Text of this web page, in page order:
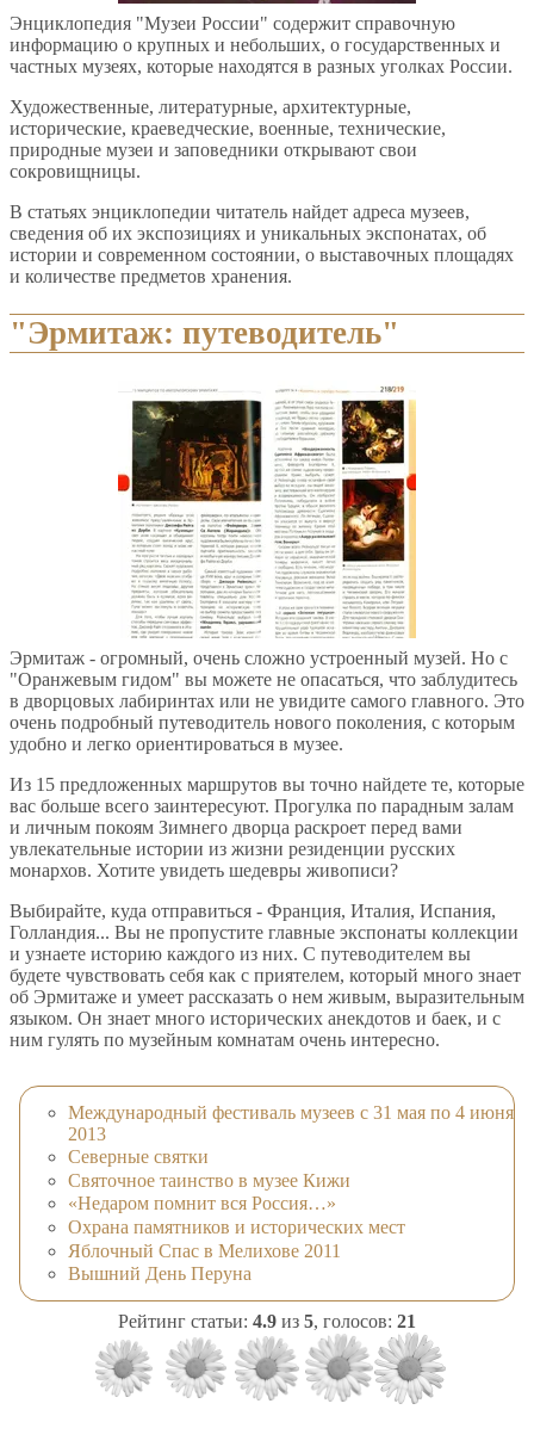
Энциклопедия "Музеи России" содержит справочную
информацию о крупных и небольших, о государственных и
частных музеях, которые находятся в разных уголках России.
Художественные, литературные, архитектурные,
исторические, краеведческие, военные, технические,
природные музеи и заповедники открывают свои
сокровищницы.
В статьях энциклопедии читатель найдет адреса музеев,
сведения об их экспозициях и уникальных экспонатах, об
истории и современном состоянии, о выставочных площадях
и количестве предметов хранения.
"Эрмитаж: путеводитель"
Эрмитаж - огромный, очень сложно устроенный музей. Но с
"Оранжевым гидом" вы можете не опасаться, что заблудитесь
в дворцовых лабиринтах или не увидите самого главного. Это
очень подробный путеводитель нового поколения, с которым
удобно и легко ориентироваться в музее.
Из 15 предложенных маршрутов вы точно найдете те, которые
вас больше всего заинтересуют. Прогулка по парадным залам
и личным покоям Зимнего дворца раскроет перед вами
увлекательные истории из жизни резиденции русских
монархов. Хотите увидеть шедевры живописи?
Выбирайте, куда отправиться - Франция, Италия, Испания,
Голландия... Вы не пропустите главные экспонаты коллекции
и узнаете историю каждого из них. С путеводителем вы
будете чувствовать себя как с приятелем, который много знает
об Эрмитаже и умеет рассказать о нем живым, выразительным
языком. Он знает много исторических анекдотов и баек, и с
ним гулять по музейным комнатам очень интересно.
Международный фестиваль музеев с 31 мая по 4 июня
2013
Северные святки
Святочное таинство в музее Кижи
«Недаром помнит вся Россия…»
Охрана памятников и исторических мест
Яблочный Спас в Мелихове 2011
Вышний День Перуна
Рейтинг статьи: 4.9 из 5, голосов: 21